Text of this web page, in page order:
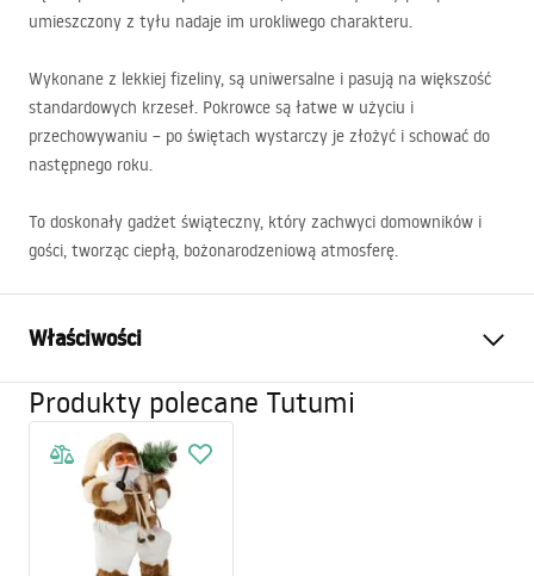
umieszczony z tyłu nadaje im urokliwego charakteru.
Wykonane z lekkiej fizeliny, są uniwersalne i pasują na większość
standardowych krzeseł. Pokrowce są łatwe w użyciu i
przechowywaniu – po świętach wystarczy je złożyć i schować do
następnego roku.
To doskonały gadżet świąteczny, który zachwyci domowników i
gości, tworząc ciepłą, bożonarodzeniową atmosferę.
Właściwości
Wysokość
58
Szerokość
Materiał
Produkty polecane Tutumi